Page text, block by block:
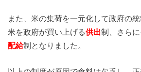
また、米の集荷を一元化して政府の統
米を政府が買い上げる供出制、さら
配給制となりました。